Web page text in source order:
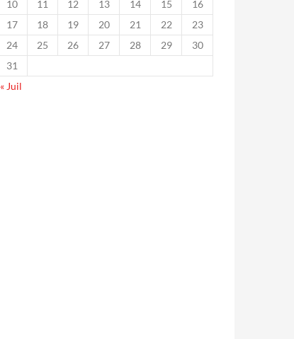
10
11 12 13 14 15
16
17
18 19 20 21 22
23
24
25 26 27 28 29
30
31
« Juil